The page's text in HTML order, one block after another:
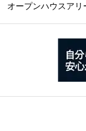
オープンハウスアリ